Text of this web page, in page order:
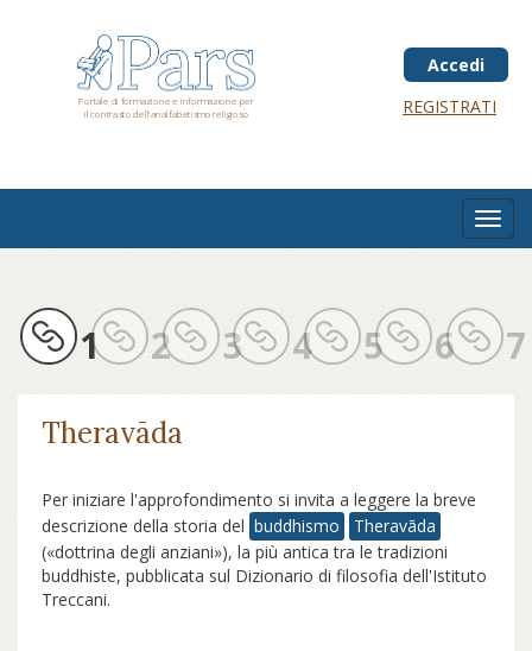
contenuto
Portale di formazione e informazione per
il contrasto dell'analfabetismo religioso
Accedi
REGISTRATI
1 2 3 4 5 6 7
Theravāda
Per iniziare l'approfondimento si invita a leggere la breve
descrizione della storia del buddhismo
Theravāda
(«dottrina degli anziani»), la più antica tra le tradizioni
buddhiste, pubblicata sul Dizionario di filosofia dell'Istituto
Treccani.